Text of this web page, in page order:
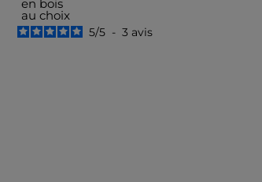
5/5 - 3 avis